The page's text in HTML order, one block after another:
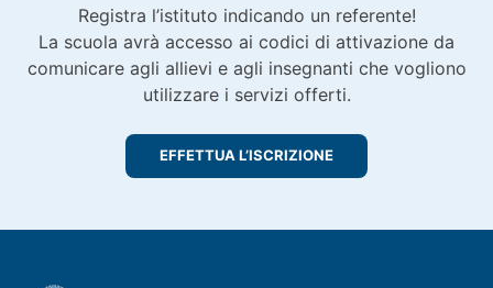
Registra l’istituto indicando un referente!
La scuola avrà accesso ai codici di attivazione da
comunicare agli allievi e agli insegnanti che vogliono
utilizzare i servizi offerti.
EFFETTUA L’ISCRIZIONE